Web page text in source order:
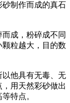
制作而成的真石
成，粉碎成不同
粒越大，目的数
他具有无毒、无
用天然彩砂做出
特点。